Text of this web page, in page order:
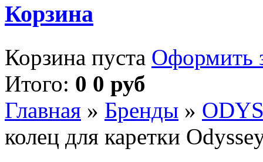
Корзина
Корзина пуста Оформить
Итого: 0 0 руб
Главная » Бренды »
колец для каретки